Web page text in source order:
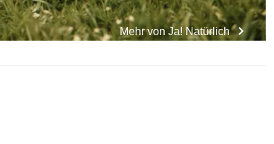
Mehr vonJa! Natürlich chevron_right